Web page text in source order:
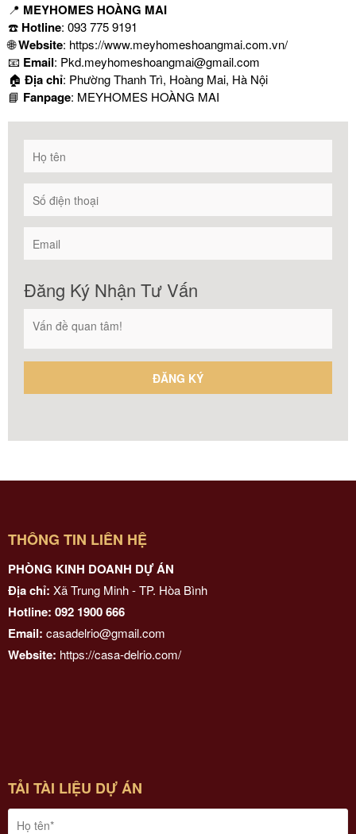
📍 MEYHOMES HOÀNG MAI
☎️ Hotline: 093 775 9191
🌐Website: https://www.meyhomeshoangmai.com.vn/
📧 Email: Pkd.meyhomeshoangmai@gmail.com
🏠 Địa chỉ: Phường Thanh Trì, Hoàng Mai, Hà Nội
📘 Fanpage: MEYHOMES HOÀNG MAI
Đăng Ký Nhận Tư Vấn
THÔNG TIN LIÊN HỆ
PHÒNG KINH DOANH DỰ ÁN
Địa chỉ: Xã Trung Minh - TP. Hòa Bình
Hotline: 092 1900 666
Email: casadelrio@gmail.com
Website: https://casa-delrio.com/
TẢI TÀI LIỆU DỰ ÁN